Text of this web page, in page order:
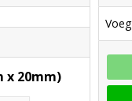
x 20mm)